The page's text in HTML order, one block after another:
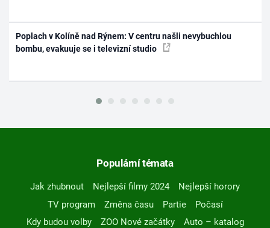
Poplach v Kolíně nad Rýnem: V centru našli nevybuchlou
bombu, evakuuje se i televizní studio
Populární témata
Jak zhubnout Nejlepší filmy 2024
Nejlepší horory
TV program
Změna času Partie
Počasí
Kdy budou volby
ZOO Nové začátky
Auto – katalog